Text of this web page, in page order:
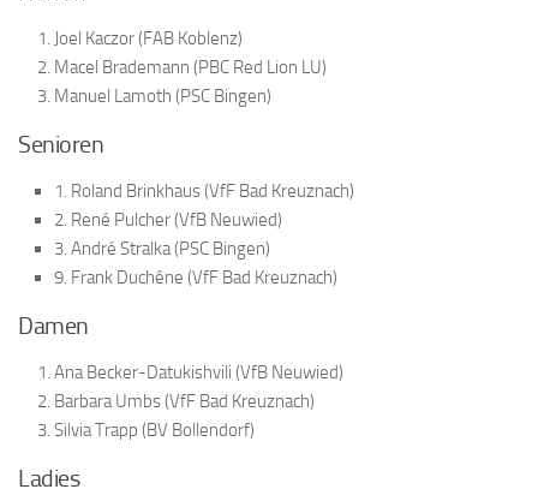
Joel Kaczor (FAB Koblenz)
Macel Brademann (PBC Red Lion LU)
Manuel Lamoth (PSC Bingen)
Senioren
1. Roland Brinkhaus (VfF Bad Kreuznach)
2. René Pulcher (VfB Neuwied)
3. André Stralka (PSC Bingen)
9. Frank Duchêne (VfF Bad Kreuznach)
Damen
Ana Becker-Datukishvili (VfB Neuwied)
Barbara Umbs (VfF Bad Kreuznach)
Silvia Trapp (BV Bollendorf)
Ladies